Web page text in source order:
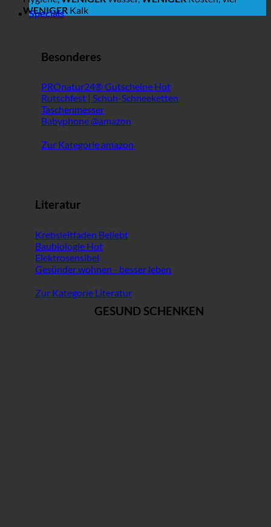
WENIGER Kalk
Specials
Besonderes
PROnatur24® Gutscheine
Rutschfest | Schuh-Schneeketten
Taschenmesser
Babyphone @amazon
Zur Kategorie amazon
Literatur
Krebsleitfaden
Baubiologie
Elektrosensibel
Gesünder wohnen - besser leben
Zur Kategorie Literatur
GESUND SCHENKEN